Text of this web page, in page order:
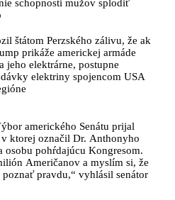
schopnosti mužov splodiť
štátom Perzského zálivu, že ak
prikáže americkej armáde
jeho elektrárne, postupne
elektriny spojencom USA
amerického Senátu prijal
ktorej označil Dr. Anthonyho
osobu pohŕdajúcu Kongresom.
Američanov a myslím si, že
poznať pravdu,“ vyhlásil senátor